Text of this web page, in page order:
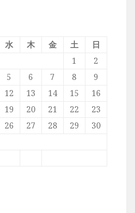
水 木 金 土 日
1
2
5 6 7 8
9
12 13 14 15
16
19 20 21 22
23
26 27 28 29
30